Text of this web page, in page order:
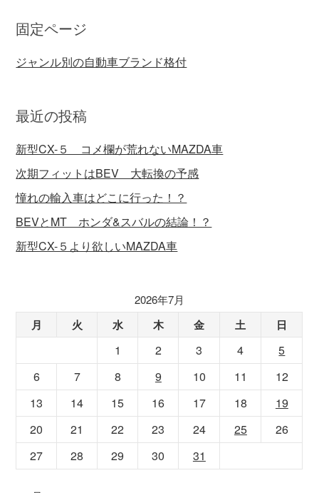
固定ページ
ジャンル別の自動車ブランド格付
最近の投稿
新型CX-５ コメ欄が荒れないMAZDA車
次期フィットはBEV 大転換の予感
憧れの輸入車はどこに行った！？
BEVとMT ホンダ&スバルの結論！？
新型CX-５より欲しいMAZDA車
2026年7月
月 火 水 木 金 土 日
1 2 3 4
5
6
7 8 9 10 11
12
13
14 15 16 17 18
19
20
21 22 23 24 25
26
27
28 29 30 31